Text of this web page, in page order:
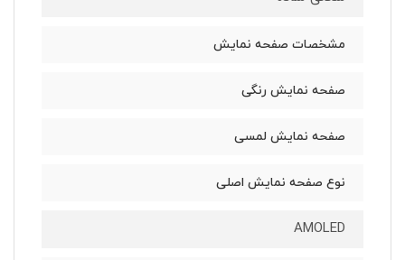
مشخصات صفحه نمایش
صفحه نمایش رنگی
صفحه نمایش لمسی
نوع صفحه نمایش اصلی
AMOLED